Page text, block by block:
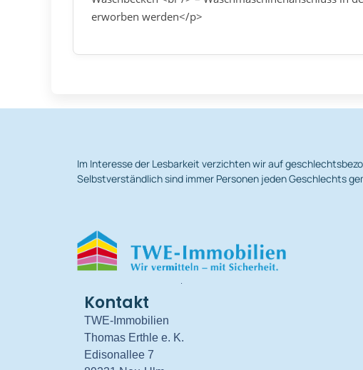
erworben werden</p>
Im Interesse der Lesbarkeit verzichten wir auf
Selbstverständlich sind immer Personen jeden Geschlechts
Kontakt
TWE-Immobilien
Thomas Erthle e. K.
Edisonallee 7